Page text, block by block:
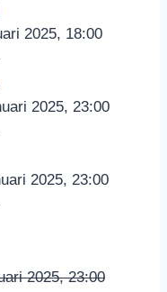
2025, 18:00
2025, 23:00
2025, 23:00
2025, 23:00